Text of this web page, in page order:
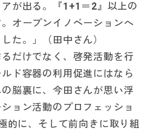
が出る。『1+1＝2』以上の
オープンイノベーションへ
た。」（田中さん）
だけでなく、啓発活動を行
ド容器の利用促進にはなら
脳裏に、今田さんが思い浮
ョン活動のプロフェッショ
的に、そして前向きに取り組